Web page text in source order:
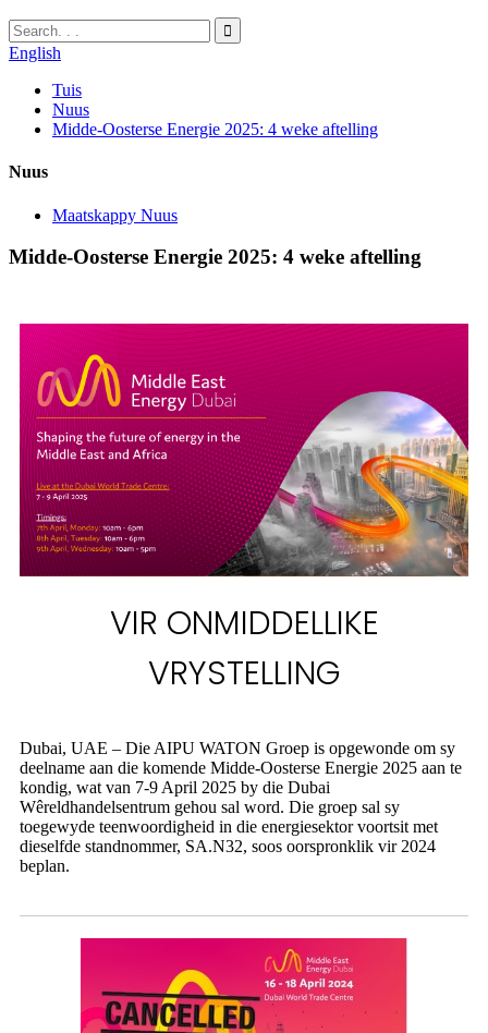
English
Tuis
Nuus
Midde-Oosterse Energie 2025: 4 weke aftelling
Nuus
Maatskappy Nuus
Midde-Oosterse Energie 2025: 4 weke aftelling
VIR ONMIDDELLIKE
VRYSTELLING
Dubai, UAE – Die AIPU WATON Groep is opgewonde om sy
deelname aan die komende Midde-Oosterse Energie 2025 aan te
kondig, wat van 7-9 April 2025 by die Dubai
Wêreldhandelsentrum gehou sal word. Die groep sal sy
toegewyde teenwoordigheid in die energiesektor voortsit met
dieselfde standnommer, SA.N32, soos oorspronklik vir 2024
beplan.